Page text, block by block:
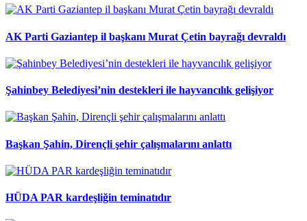
AK Parti Gaziantep il başkanı Murat Çetin bayrağı devraldı
Şahinbey Belediyesi’nin destekleri ile hayvancılık gelişiyor
Başkan Şahin, Dirençli şehir çalışmalarını anlattı
HÜDA PAR kardeşliğin teminatıdır